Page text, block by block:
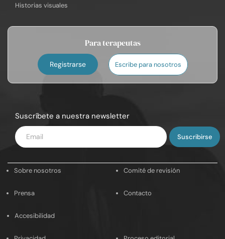
Historias visuales
Para terapeutas
Registrarse Escribe para nosotros
Suscríbete a nuestra newsletter
Introduce
tu
Sobre nosotros Comité de revisión
Prensa Contacto
Accesibilidad